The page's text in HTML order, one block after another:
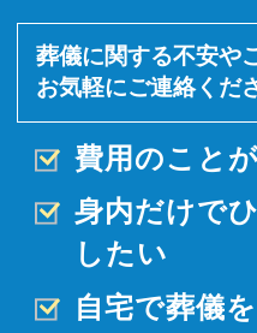
葬儀に関する不安や
お気軽にご連絡くだ
費用のこと
身内だけで
したい
自宅で葬儀